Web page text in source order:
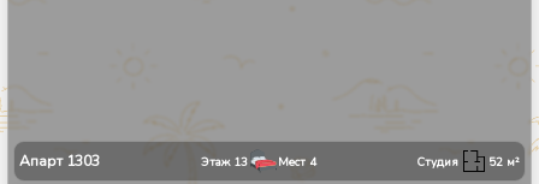
Апарт 1303 Этаж 13 Мест 4 Студия 52 м²